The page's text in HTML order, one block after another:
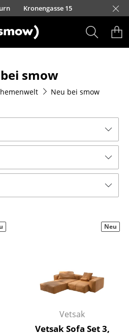
Kronengasse 15
smow
Neu bei smow
Vetsak
Vetsak Sofa Set 3,
Neu